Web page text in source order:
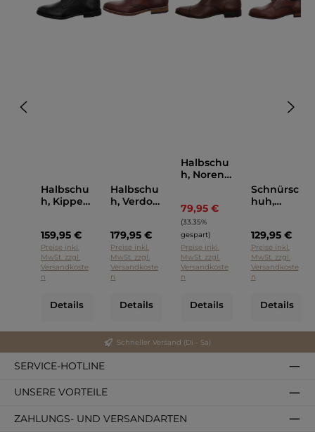
Halbschu
h, Kipper,
159,95 €
Preise inkl.
MwSt. zzgl.
Versandkoste
n
Details
Halbschu
h, Verdon,
179,95 €
Preise inkl.
MwSt. zzgl.
Versandkoste
n
Details
Halbschu
h, Noren,
79,95 €
Regulärer Preis:
(33.35%
gespart)
Preise inkl.
MwSt. zzgl.
Versandkoste
n
Details
Schnürsc
huh,
Cognac
129,95 €
Preise inkl.
MwSt. zzgl.
Versandkoste
n
Details
Schneller Versand (Di - Sa)
SERVICE-HOTLINE
UNSERE VORTEILE
ZAHLUNGS- UND VERSANDARTEN